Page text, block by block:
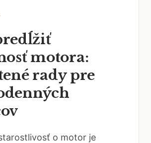
motora:
rady pre
o motor je